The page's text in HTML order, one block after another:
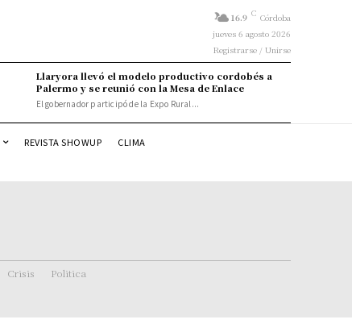
16.9 C Córdoba
jueves 6 agosto 2026
Registrarse / Unirse
Llaryora llevó el modelo productivo cordobés a
Palermo y se reunió con la Mesa de Enlace
El gobernador participó de la Expo Rural...
REVISTA SHOWUP CLIMA
Crisis Politica